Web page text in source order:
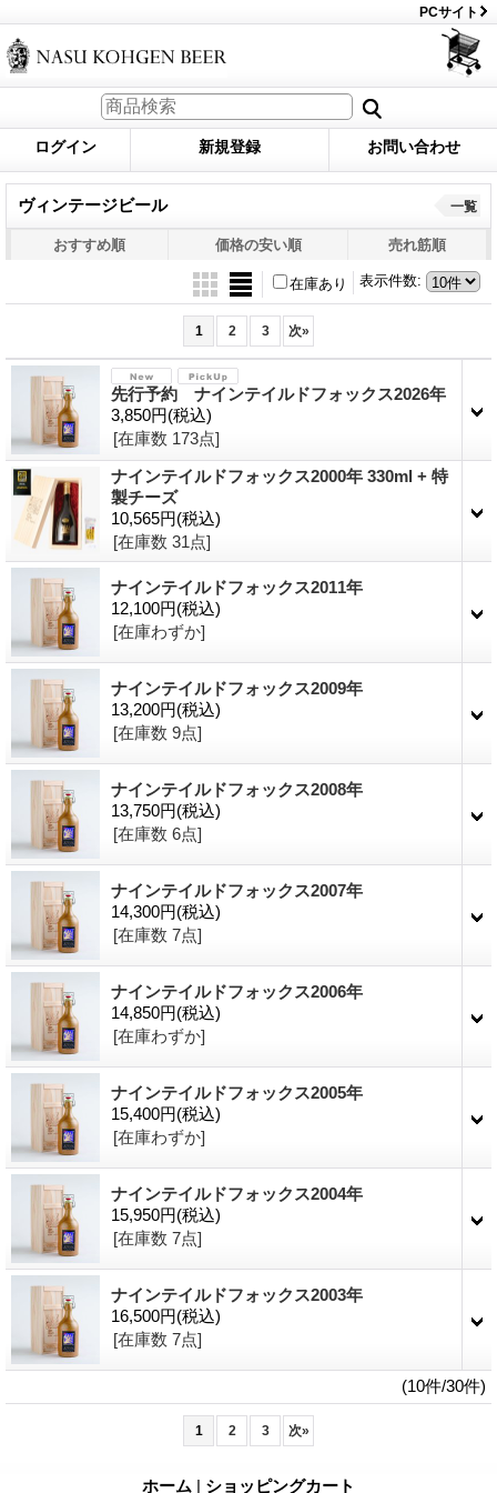
PCサイト
ログイン 新規登録 お問い合わせ
ヴィンテージビール 一覧
おすすめ順 価格の安い順 売れ筋順
表示件数:
在庫あり
1 2 3 次»
先行予約 ナインテイルドフォックス2026年
3,850円(税込)
[在庫数 173点]
ナインテイルドフォックス2000年 330ml + 特
製チーズ
10,565円(税込)
[在庫数 31点]
ナインテイルドフォックス2011年
12,100円(税込)
[在庫わずか]
ナインテイルドフォックス2009年
13,200円(税込)
[在庫数 9点]
ナインテイルドフォックス2008年
13,750円(税込)
[在庫数 6点]
ナインテイルドフォックス2007年
14,300円(税込)
[在庫数 7点]
ナインテイルドフォックス2006年
14,850円(税込)
[在庫わずか]
ナインテイルドフォックス2005年
15,400円(税込)
[在庫わずか]
ナインテイルドフォックス2004年
15,950円(税込)
[在庫数 7点]
ナインテイルドフォックス2003年
16,500円(税込)
[在庫数 7点]
(10件/30件)
1 2 3 次»
ホーム | ショッピングカート